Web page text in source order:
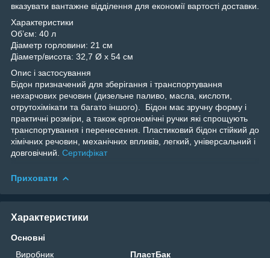
вказувати вантажне відділення для економії вартості доставки.
Характеристики
Об’єм: 40 л
Діаметр горловини: 21 см
Діаметр/висота: 32,7 Ø x 54 см
Опис і застосування
Бідон призначений для зберігання і транспортування
нехарчових речовин (дизельне паливо, масла, кислоти,
отрутохімікати та багато іншого). Бідон має зручну форму і
практичні розміри, а також ергономічні ручки які спрощують
транспортування і перенесення. Пластиковий бідон стійкий до
хімічних речовин, механічних впливів, легкий, універсальний і
довговічний. Сертифікат
Приховати
Характеристики
Основні
Виробник
ПластБак